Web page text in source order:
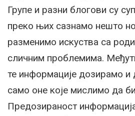
Групе и разни блогови су
преко њих сазнамо нешто
разменимо искуства са
сличним проблемима.
те информације дозирамо и
само оне које мислимо да
Предозираност